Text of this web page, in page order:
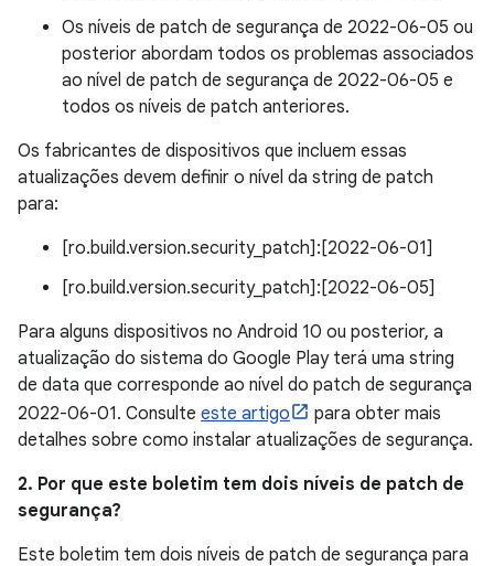
Os níveis de patch de segurança de 2022-06-05 ou
posterior abordam todos os problemas associados
ao nível de patch de segurança de 2022-06-05 e
todos os níveis de patch anteriores.
Os fabricantes de dispositivos que incluem essas
atualizações devem definir o nível da string de patch
para:
[ro.build.version.security_patch]:[2022-06-01]
[ro.build.version.security_patch]:[2022-06-05]
Para alguns dispositivos no Android 10 ou posterior, a
atualização do sistema do Google Play terá uma string
de data que corresponde ao nível do patch de segurança
2022-06-01. Consulte este artigo
para obter mais
detalhes sobre como instalar atualizações de segurança.
2. Por que este boletim tem dois níveis de patch de
segurança?
Este boletim tem dois níveis de patch de segurança para